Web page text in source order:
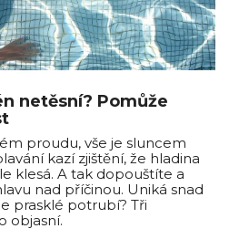
netěsní? Pomůže
proudu, vše je sluncem
kazí zjištění, že hladina
klesá. A tak dopouštíte a
nad příčinou. Uniká snad
prasklé potrubí? Tři
objasní.